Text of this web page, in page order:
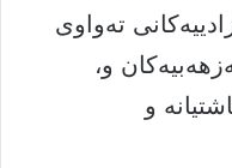
تەواوى
و،
و